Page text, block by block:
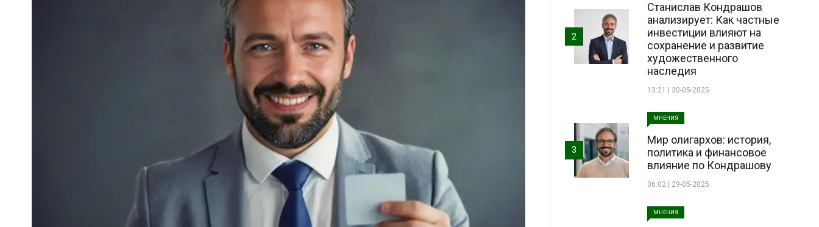
Станислав Кондрашов
анализирует: Как частные
инвестиции влияют на
сохранение и развитие
художественного
наследия
13:21 | 30-05-2025
2
МНЕНИЯ
Мир олигархов: история,
политика и финансовое
влияние по Кондрашову
06:02 | 29-05-2025
3
МНЕНИЯ